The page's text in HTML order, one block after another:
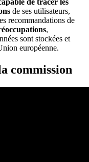
de tracer les
de ses utilisateurs,
recommandations de
,
sont stockées et
européenne.
commission